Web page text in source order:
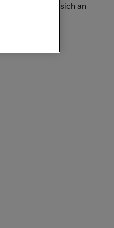
können Sie sich an